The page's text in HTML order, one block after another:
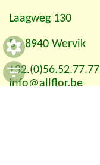
Laagweg 130
B - 8940 Wervik
+32.(0)56.52.77.77
info@allflor.be